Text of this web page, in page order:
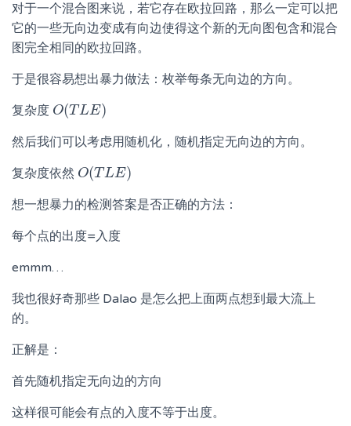
对于一个混合图来说，若它存在欧拉回路，那么一定可以把
它的一些无向边变成有向边使得这个新的无向图包含和混合
图完全相同的欧拉回路。
于是很容易想出暴力做法：枚举每条无向边的方向。
复杂度 O(T LE)
O(TLE)
然后我们可以考虑用随机化，随机指定无向边的方向。
复杂度依然 O(T LE)
O(TLE)
想一想暴力的检测答案是否正确的方法：
每个点的出度=入度
emmm…
我也很好奇那些 Dalao 是怎么把上面两点想到最大流上
的。
正解是：
首先随机指定无向边的方向
这样很可能会有点的入度不等于出度。